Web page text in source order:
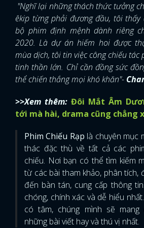
"Nghĩ lại những thách thức tưởng
êkip từng phải đương đầu, tôi
bộ phim định mệnh dành riêng
2020. Là dự án hiếm hoi được
mùa dịch, tôi tin việc công chiếu tác
tinh thần lớn. Chỉ cần đồng sức
thể chiến thắng mọi khó khăn"-
>>Xem thêm: Đôi Mắt Âm
tới mà hài, drama cũng chẳng
Phim Chiếu Rạp là chuyên mục
thác đặc thù về tất cả các
chiếu. Nơi bạn có thể tìm kiếm
từ các bài tham khảo, phân tích,
đến bàn tán, cung cấp thông
chóng, chính xác và dễ hiểu
có tâm, chúng mình sẽ
những bài viết hay và thú vị nhất.